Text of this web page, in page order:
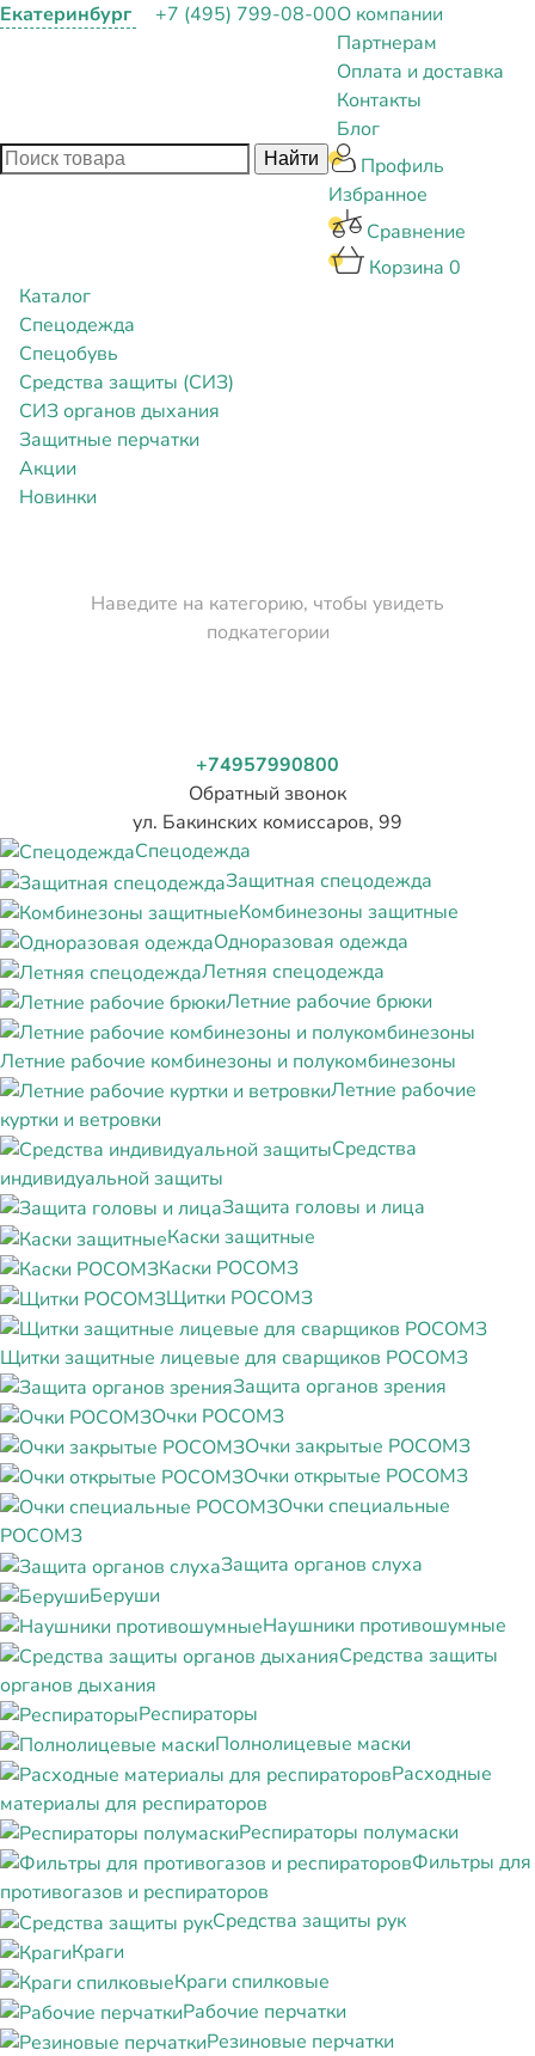
Екатеринбург +7 (495) 799-08-00О компании
Партнерам
Оплата и доставка
Контакты
Блог
Профиль
Избранное
Сравнение
Корзина 0
Каталог
Спецодежда
Спецобувь
Средства защиты (СИЗ)
СИЗ органов дыхания
Защитные перчатки
Акции
Новинки
Наведите на категорию, чтобы увидеть
подкатегории
+74957990800
Обратный звонок
ул. Бакинских комиссаров, 99
Спецодежда
Защитная спецодежда
Комбинезоны защитные
Одноразовая одежда
Летняя спецодежда
Летние рабочие брюки
Летние рабочие комбинезоны и полукомбинезоны
Летние рабочие
куртки и ветровки
Средства
индивидуальной защиты
Защита головы и лица
Каски защитные
Каски РОСОМЗ
Щитки РОСОМЗ
Щитки защитные лицевые для сварщиков РОСОМЗ
Защита органов зрения
Очки РОСОМЗ
Очки закрытые РОСОМЗ
Очки открытые РОСОМЗ
Очки специальные
РОСОМЗ
Защита органов слуха
Беруши
Наушники противошумные
Средства защиты
органов дыхания
Респираторы
Полнолицевые маски
Расходные
материалы для респираторов
Респираторы полумаски
Фильтры для
противогазов и респираторов
Средства защиты рук
Краги
Краги спилковые
Рабочие перчатки
Резиновые перчатки